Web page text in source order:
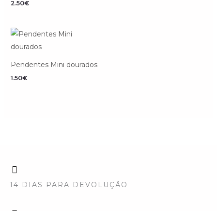
2.50€
Pendentes Mini dourados
1.50€
14 DIAS PARA DEVOLUÇÃO